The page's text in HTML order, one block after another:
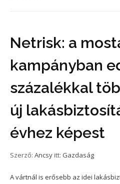
Netrisk: a
kampányban
százalékkal
új
évhez képest
Szerző: Ancsy itt: Gazdaság
A vártnál is erősebb az idei